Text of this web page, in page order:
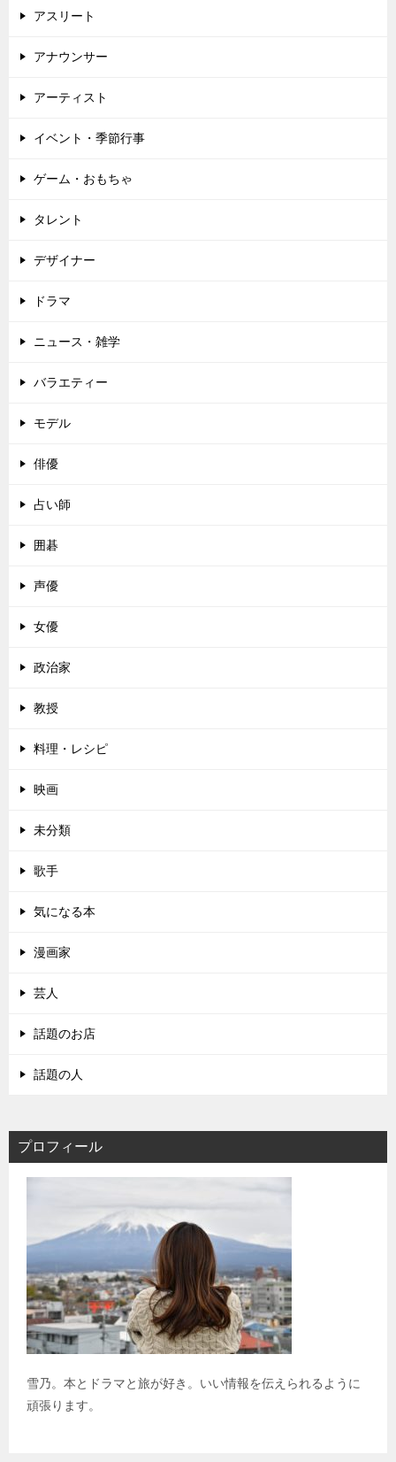
アスリート
アナウンサー
アーティスト
イベント・季節行事
ゲーム・おもちゃ
タレント
デザイナー
ドラマ
ニュース・雑学
バラエティー
モデル
俳優
占い師
囲碁
声優
女優
政治家
教授
料理・レシピ
映画
未分類
歌手
気になる本
漫画家
芸人
話題のお店
話題の人
プロフィール
雪乃。本とドラマと旅が好き。いい情報を伝えられるように
頑張ります。